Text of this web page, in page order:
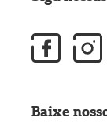
Baixe